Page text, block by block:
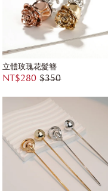
立體玫瑰花髮簪
NT$280 $350